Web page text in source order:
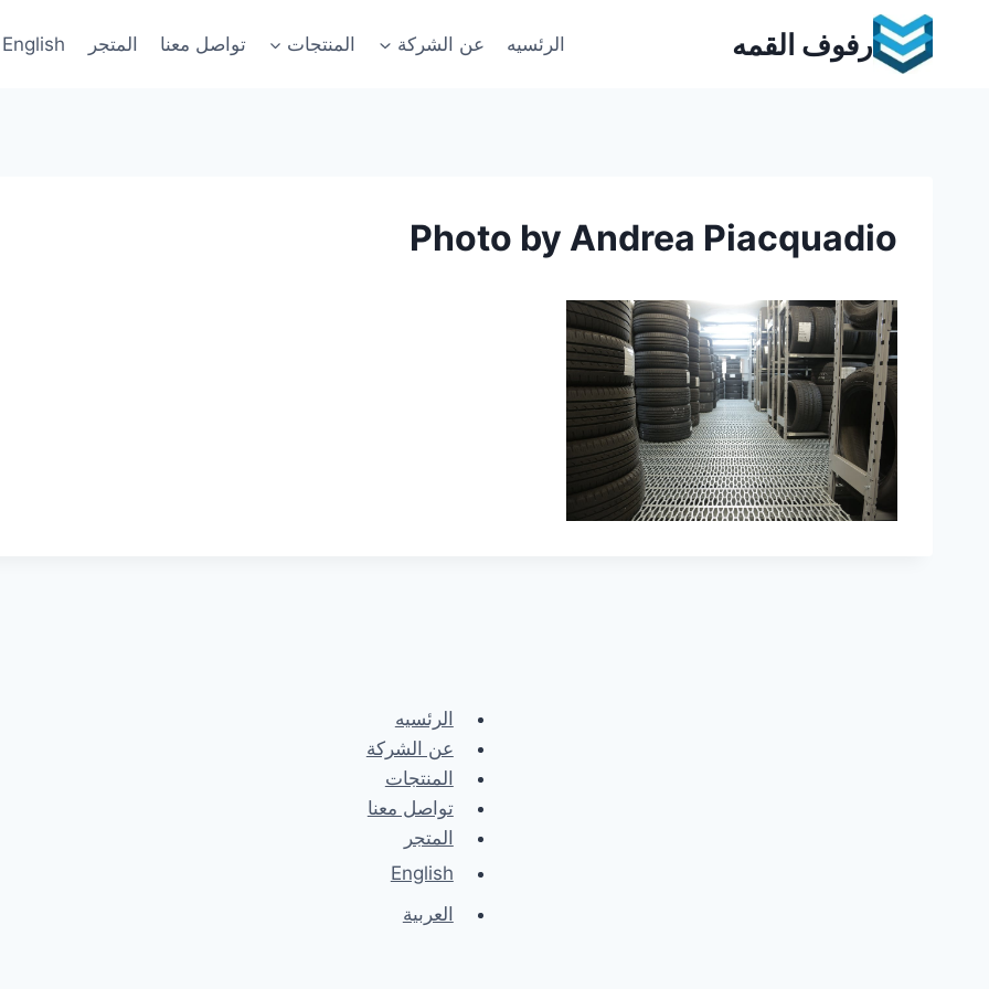
رفوف القمه الرئسيه عن الشركة المنتجات تواصل معنا المتجر English
Photo by Andrea Piacquadio
الرئسيه
عن الشركة
المنتجات
تواصل معنا
المتجر
English
العربية